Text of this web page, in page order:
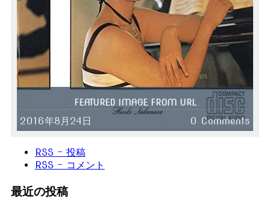
FEATURED IMAGE FROM URL
2016年8月24日 0 Comments
RSS - 投稿
RSS - コメント
最近の投稿